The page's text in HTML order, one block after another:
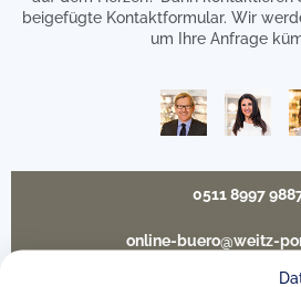
beigefügte Kontaktformular. Wir
um Ihre Anfrage
0511 8997
online-buero@weitz-